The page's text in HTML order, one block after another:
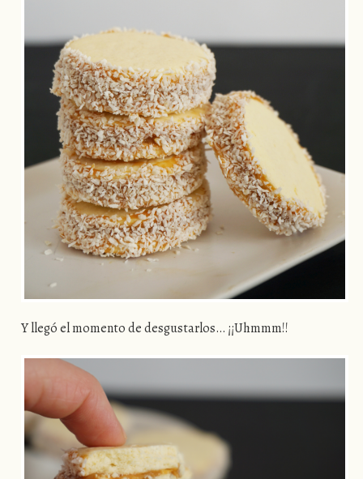
Y llegó el momento de desgustarlos… ¡¡Uhmmm!!